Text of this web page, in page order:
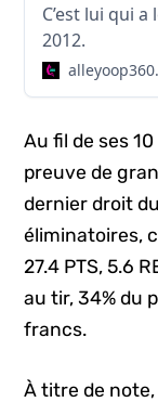
C’est lui qui
2012.
Au fil de ses
preuve de
dernier droit
éliminatoires,
27.4 PTS, 5.6
au tir, 34% du
francs.
À titre de